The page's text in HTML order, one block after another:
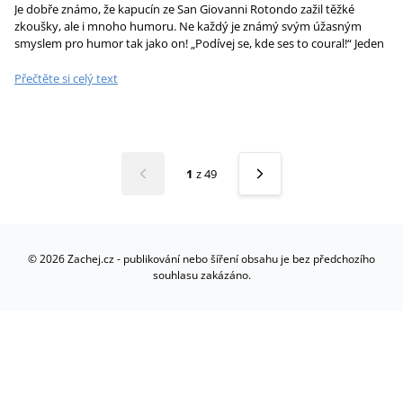
Je dobře známo, že kapucín ze San Giovanni Rotondo zažil těžké
zkoušky, ale i mnoho humoru. Ne každý je známý svým úžasným
smyslem pro humor tak jako on! „Podívej se, kde ses to coural!“ Jeden
Přečtěte si celý text
1 z49
©2026Zachej.cz - publikování nebo šíření obsahu je bez předchozího
souhlasu zakázáno.